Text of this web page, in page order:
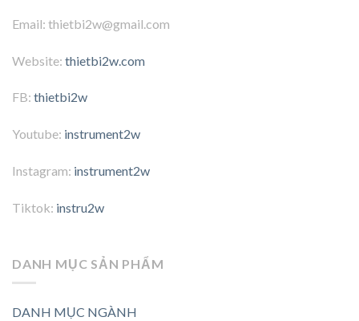
Email: thietbi2w@gmail.com
Website: thietbi2w.com
FB: thietbi2w
Youtube: instrument2w
Instagram: instrument2w
Tiktok: instru2w
DANH MỤC SẢN PHẨM
DANH MỤC NGÀNH